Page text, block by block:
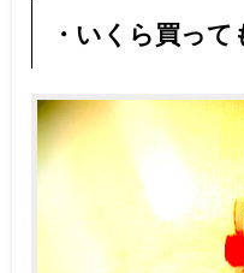
・いくら買って